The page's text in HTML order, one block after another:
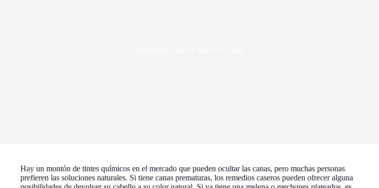
Hay un montón de tintes químicos en el mercado que pueden ocultar las canas, pero muchas personas
prefieren las soluciones naturales. Si tiene canas prematuras, los remedios caseros pueden ofrecer alguna